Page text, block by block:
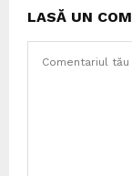
LASĂ UN